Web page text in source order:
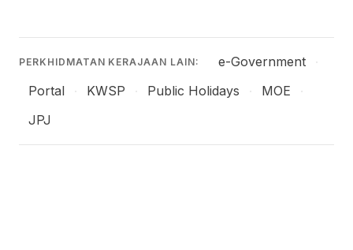
PERKHIDMATAN KERAJAAN LAIN: e-Government
Portal
KWSP Public Holidays MOE
JPJ